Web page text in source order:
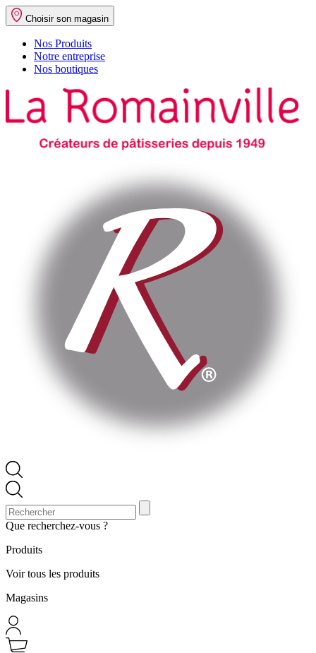
Choisir son magasin
Nos Produits
Notre entreprise
Nos boutiques
Que recherchez-vous ?
Produits
Voir tous les produits
Magasins